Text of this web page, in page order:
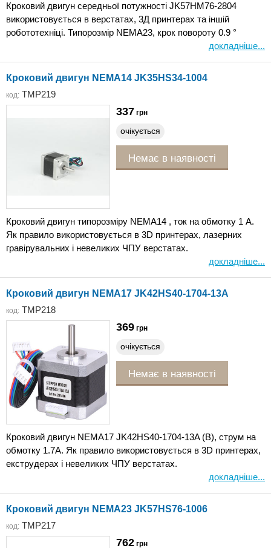
Кроковий двигун середньої потужності JK57HM76-2804
використовується в верстатах, 3Д принтерах та іншій
робототехніці. Типорозмір NEMA23, крок повороту 0.9 °
докладніше...
Кроковий двигун NEMA14 JK35HS34-1004
код: TMP219
337 грн
очікується
Немає в наявності
Кроковий двигун типорозміру NEMA14 , ток на обмотку 1 А.
Як правило використовується в 3D принтерах, лазерних
гравірувальних і невеликих ЧПУ верстатах.
докладніше...
Кроковий двигун NEMA17 JK42HS40-1704-13A
код: TMP218
369 грн
очікується
Немає в наявності
Кроковий двигун NEMA17 JK42HS40-1704-13A (B), струм на
обмотку 1.7А. Як правило використовується в 3D принтерах,
екструдерах і невеликих ЧПУ верстатах.
докладніше...
Кроковий двигун NEMA23 JK57HS76-1006
код: TMP217
762 грн